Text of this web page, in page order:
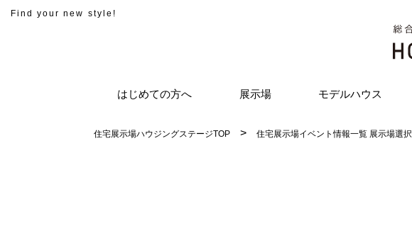
Find your new style!
はじめての方へ 展示場 モデルハウス
住宅展示場ハウジングステージTOP 住宅展示場イベント情報一覧 展示場選択